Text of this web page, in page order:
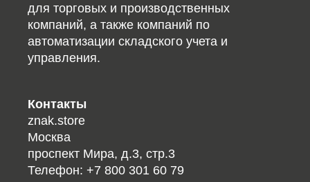
для торговых и производственных
компаний, а также компаний по
автоматизации складского учета и
управления.
Контакты
znak.store
Москва
проспект Мира, д.3, стр.3
Телефон: +7 800 301 60 79